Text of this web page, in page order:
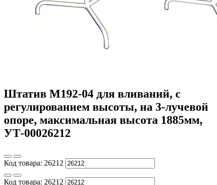
Штатив М192-04 для вливаний, с
регулированием высоты, на 3-лучевой
опоре, максимальная высота 1885мм,
УТ-00026212
Код товара: 26212
Код товара: 26212